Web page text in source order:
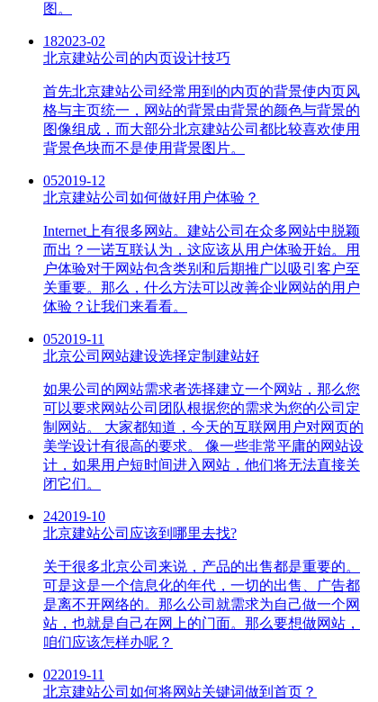
图。
182023-02
北京建站公司的内页设计技巧
首先北京建站公司经常用到的内页的背景使内页风
格与主页统一，网站的背景由背景的颜色与背景的
图像组成，而大部分北京建站公司都比较喜欢使用
背景色块而不是使用背景图片。
052019-12
北京建站公司如何做好用户体验？
Internet上有很多网站。建站公司在众多网站中脱颖
而出？一诺互联认为，这应该从用户体验开始。用
户体验对于网站包含类别和后期推广以吸引客户至
关重要。那么，什么方法可以改善企业网站的用户
体验？让我们来看看。
052019-11
北京公司网站建设选择定制建站好
如果公司的网站需求者选择建立一个网站，那么您
可以要求网站公司团队根据您的需求为您的公司定
制网站。 大家都知道，今天的互联网用户对网页的
美学设计有很高的要求。 像一些非常平庸的网站设
计，如果用户短时间进入网站，他们将无法直接关
闭它们。
242019-10
北京建站公司应该到哪里去找?
关于很多北京公司来说，产品的出售都是重要的。
可是这是一个信息化的年代，一切的出售、广告都
是离不开网络的。那么公司就需求为自己做一个网
站，也就是自己在网上的门面。那么要想做网站，
咱们应该怎样办呢？
022019-11
北京建站公司如何将网站关键词做到首页？